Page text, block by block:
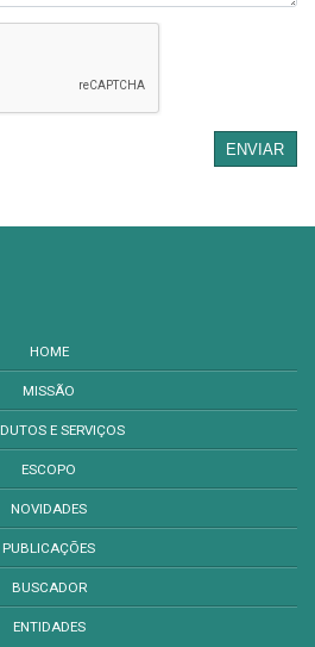
ENVIAR
HOME
MISSÃO
E SERVIÇOS
ESCOPO
NOVIDADES
PUBLICAÇÕES
BUSCADOR
ENTIDADES